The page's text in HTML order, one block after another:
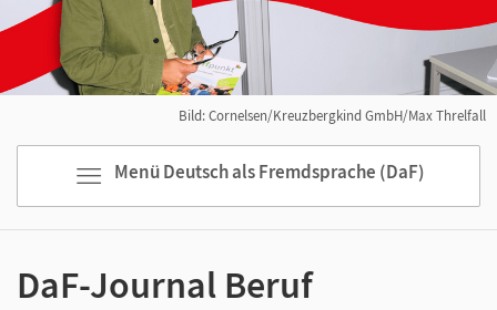
Menü Deutsch als Fremdsprache (DaF)
Bild: Cornelsen/Kreuzbergkind GmbH/Max Threlfall
DaF-Journal Beruf